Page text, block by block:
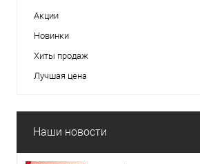
Акции
Новинки
Хиты продаж
Лучшая цена
Наши новости